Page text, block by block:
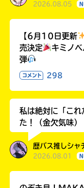
2026.08.05
【6月10日更新
売決定
キミノ
弾
コメント 298
私は絶対に「これ
た！（金欠気味）
歴バス推しシ
2026.08.01